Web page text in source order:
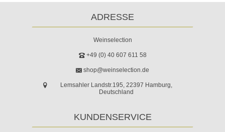
ADRESSE
Weinselection
+49 (0) 40 607 611 58
shop@weinselection.de
Lemsahler Landstr.195, 22397 Hamburg,
Deutschland
KUNDENSERVICE